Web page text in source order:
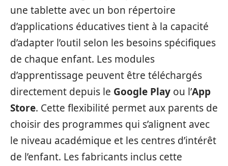
une tablette avec un bon répertoire
d’applications éducatives tient à la capacité
d’adapter l’outil selon les besoins spécifiques
de chaque enfant. Les modules
d’apprentissage peuvent être téléchargés
directement depuis le Google Play ou l’App
Store. Cette flexibilité permet aux parents de
choisir des programmes qui s’alignent avec
le niveau académique et les centres d’intérêt
de l’enfant. Les fabricants inclus cette